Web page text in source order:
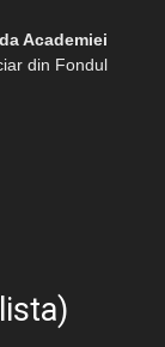
Academiei
din Fondul